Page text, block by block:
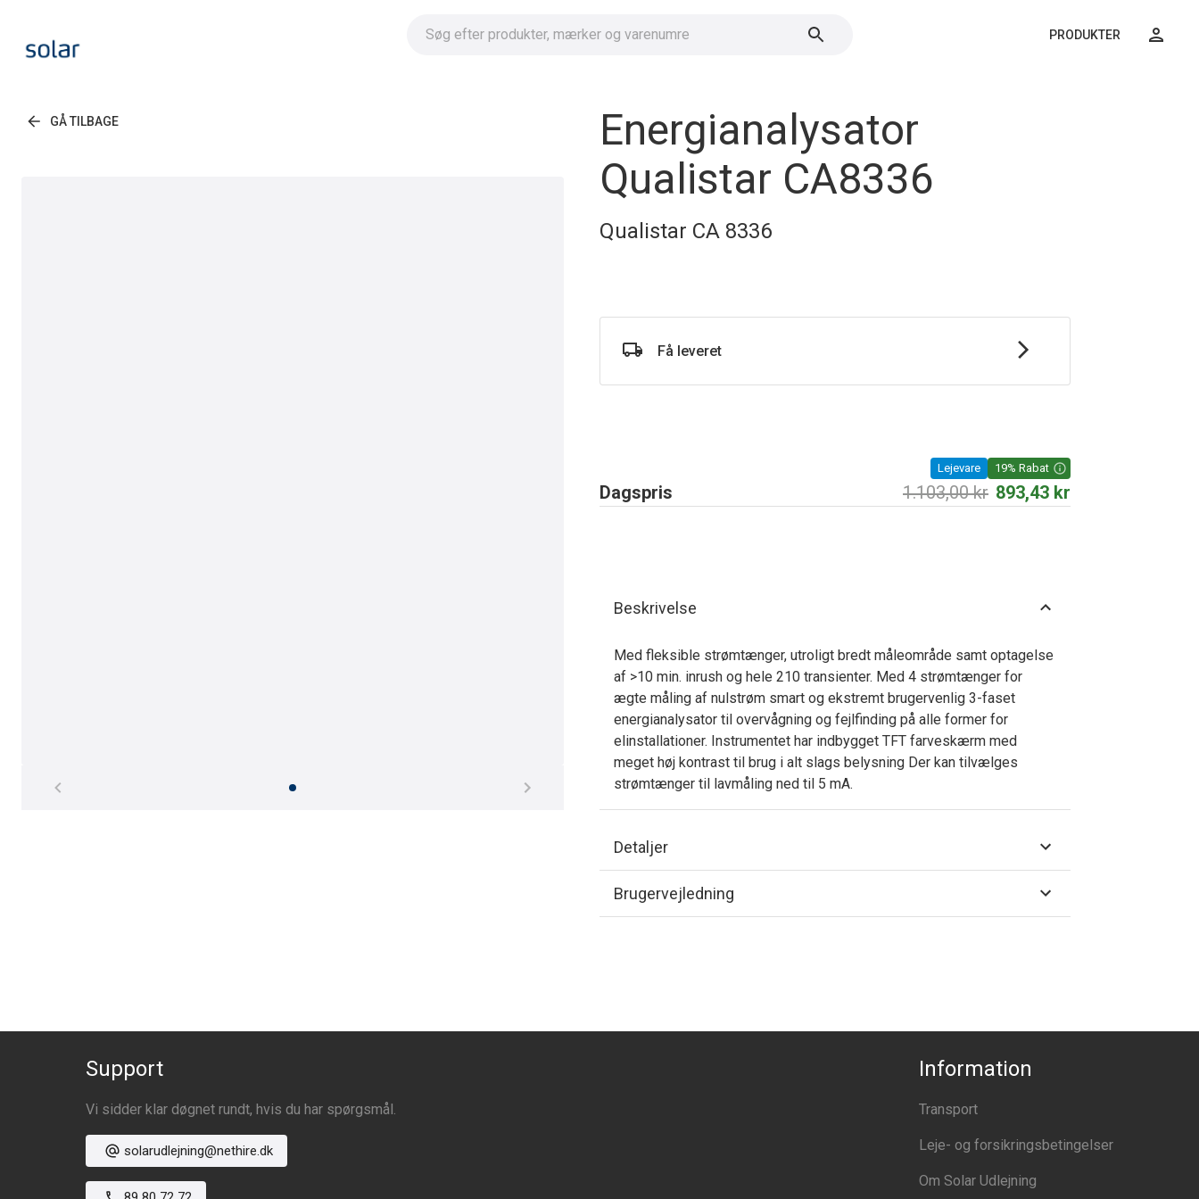
PRODUKTER
GÅ TILBAGE
Energianalysator
Qualistar CA8336
Qualistar CA 8336
Få leveret
Lejevare 19% Rabat
Dagspris 1.103,00 kr 893,43 kr
Beskrivelse
Med fleksible strømtænger, utroligt bredt måleområde samt optagelse
af >10 min. inrush og hele 210 transienter. Med 4 strømtænger for
ægte måling af nulstrøm smart og ekstremt brugervenlig 3-faset
energianalysator til overvågning og fejlfinding på alle former for
elinstallationer. Instrumentet har indbygget TFT farveskærm med
meget høj kontrast til brug i alt slags belysning Der kan tilvælges
strømtænger til lavmåling ned til 5 mA.
Detaljer
Brugervejledning
Support
Vi sidder klar døgnet rundt, hvis du har spørgsmål.
solarudlejning@nethire.dk
Information
Transport
Leje- og forsikringsbetingelser
Om Solar Udlejning